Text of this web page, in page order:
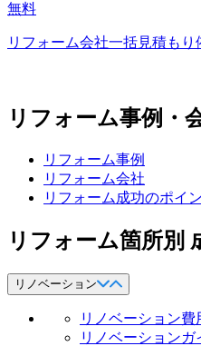
無料
リフォーム会社一括見積もり
リフォーム事例・
リフォーム事例
リフォーム会社
リフォーム成功のポイ
リフォーム箇所別
リノベーション
リノベーション費
リノベーションガ